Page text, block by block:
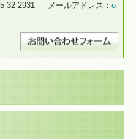
32-2931 メールアドレス： o